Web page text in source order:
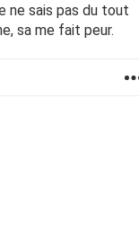
ne sais pas du tout
sa me fait peur.